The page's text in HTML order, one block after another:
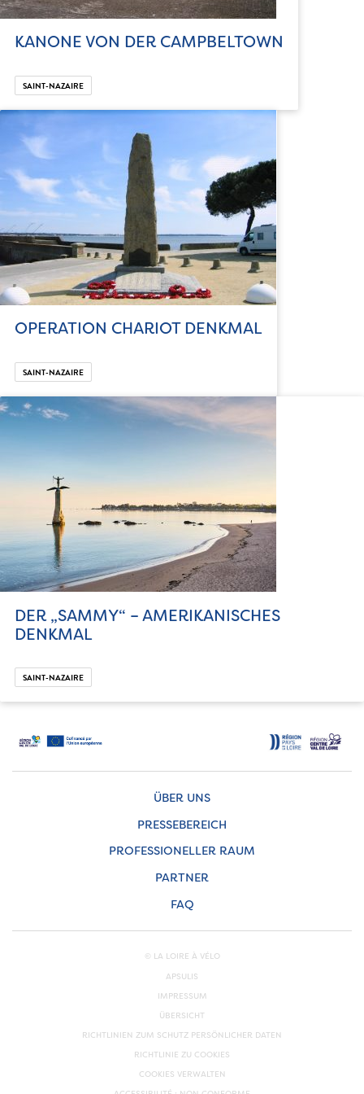
KANONE VON DER CAMPBELTOWN
SAINT-NAZAIRE
OPERATION CHARIOT DENKMAL
SAINT-NAZAIRE
DER „SAMMY“ – AMERIKANISCHES
DENKMAL
SAINT-NAZAIRE
ÜBER UNS
PRESSEBEREICH
PROFESSIONELLER RAUM
PARTNER
FAQ
© LA LOIRE À VÉLO
APSULIS
IMPRESSUM
ÜBERSICHT
RICHTLINIEN ZUM SCHUTZ PERSÖNLICHER DATEN
RICHTLINIE ZU COOKIES
COOKIES VERWALTEN